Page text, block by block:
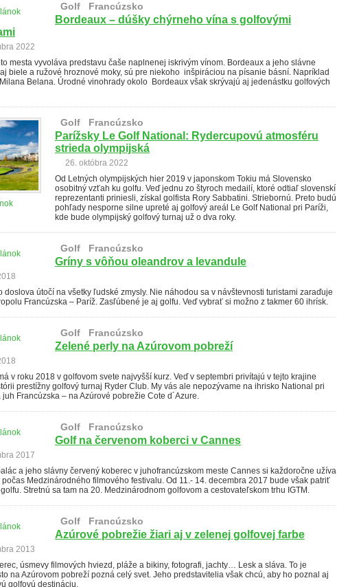
Golf Francúzsko
Bordeaux – dúšky chýrneho vína s golfovými
2022
mesta vyvoláva predstavu čaše naplnenej iskrivým vínom. Bordeaux a jeho slávne
biele a ružové hroznové moky, sú pre niekoho inšpiráciou na písanie básní. Napríklad
Belana. Úrodné vinohrady okolo Bordeaux však skrývajú aj jedenástku golfových
Golf Francúzsko
Parížsky Le Golf National: Rydercupovú atmosféru
strieda olympijská
26. októbra 2022
Od Letných olympijských hier 2019 v japonskom Tokiu má Slovensko
osobitný vzťah ku golfu. Veď jednu zo štyroch medailí, ktoré odtiaľ slovenskí
reprezentanti priniesli, získal golfista Rory Sabbatini. Striebornú. Preto budú
pohľady nesporne silne upreté aj golfový areál Le Golf National pri Paríži,
kde bude olympijský golfový turnaj už o dva roky.
Golf Francúzsko
Gríny s vôňou oleandrov a levandule
doslova útočí na všetky ľudské zmysly. Nie náhodou sa v návštevnosti turistami zaraďuje
Francúzska – Paríž. Zasľúbené je aj golfu. Veď vybrať si možno z takmer 60 ihrísk.
Golf Francúzsko
Zelené perly na Azúrovom pobreží
v roku 2018 v golfovom svete najvyšší kurz. Veď v septembri privítajú v tejto krajine
prestížny golfový turnaj Ryder Club. My vás ale nepozývame na ihrisko National pri
juh Francúzska – na Azúrové pobrežie Cote d´Azure.
Golf Francúzsko
Golf na červenom koberci v Cannes
2017
a jeho slávny červený koberec v juhofrancúzskom meste Cannes si každoročne užíva
Medzinárodného filmového festivalu. Od 11.- 14. decembra 2017 bude však patriť
Stretnú sa tam na 20. Medzinárodnom golfovom a cestovateľskom trhu IGTM.
Golf Francúzsko
Azúrové pobrežie žiari aj v zelenej golfovej farbe
2013
úsmevy filmových hviezd, pláže a bikiny, fotografi, jachty… Lesk a sláva. To je
na Azúrovom pobreží pozná celý svet. Jeho predstavitelia však chcú, aby ho poznal aj
golfovú destináciu.